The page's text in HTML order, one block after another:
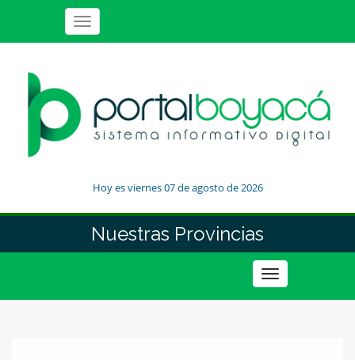
Toggle
navigation
Hoy es viernes 07 de agosto de 2026
Nuestras Provincias
Toggle